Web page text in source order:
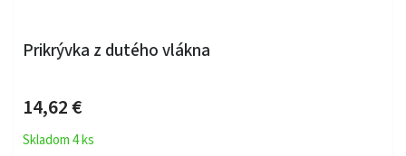
Prikrývka z dutého vlákna
14,62 €
Skladom 4 ks